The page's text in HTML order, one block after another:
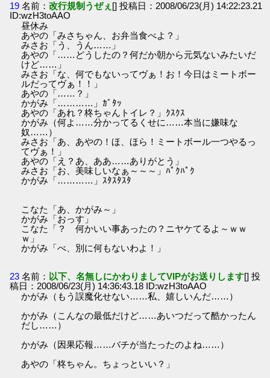
19 名前：改行規制うぜぇ [] 投稿日：2008/06/23(月) 14:22:23.21
ID:wzH3toAAO
昼休み
あやの「みさちゃん、お弁当食べよ？」
みさお「う、うん……」
あやの「……どうしたの？何だか朝から元気ないみたいだ
けど……」
みさお「な、何でもないってヴぁ！お！今日はミートボー
ルだってヴぁ！！」
あやの「……？」
かがみ「…………」ｶﾞﾀｯ
あやの「あれ？柊ちゃんトイレ？」ｸｽｸｽ
かがみ（何よ……分かってるくせに……本当に嫌味な
奴……）
みさお「あ、あやの！ほ、ほら！ミートボール一つやるっ
てヴぁ！」
あやの「え？あ、ああ……ありがとう」
みさお「お、美味しいなぁ～～～」ﾊﾟｸﾊﾟｸ
かがみ「…………」ｽﾀｽﾀｽﾀ
こなた「あ、かがみ～」
かがみ「おっす」
こなた「？ 何かいい事あったの？ニヤケてるよ～ｗｗ
ｗ」
かがみ「べ、別に何もないわよ！」
23 名前： 以下、名無しにかわりましてVIPがお送りします[] 投
稿日：2008/06/23(月) 14:36:43.18 ID:wzH3toAAO
かがみ（もう誤魔化せない……私、嬉しいんだ……）
かがみ（こんなの最低だけど……あいつだって酷かったん
だし……）
かがみ（因果応報……バチが当たったのよね……）
あやの「柊ちゃん。ちょっといい？」